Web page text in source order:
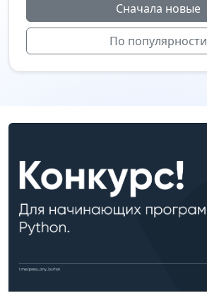
Сначала новые
По популярности